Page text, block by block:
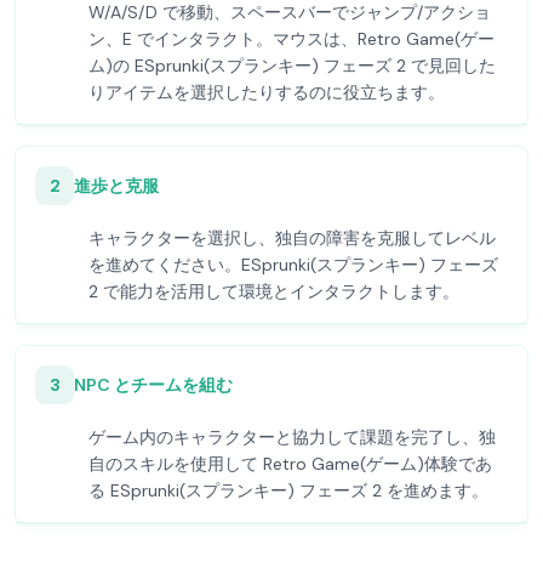
W/A/S/D で移動、スペースバーでジャンプ/アクショ
ン、E でインタラクト。マウスは、Retro Game(ゲー
ム)の ESprunki(スプランキー) フェーズ 2 で見回した
りアイテムを選択したりするのに役立ちます。
2 進歩と克服
キャラクターを選択し、独自の障害を克服してレベル
を進めてください。ESprunki(スプランキー) フェーズ
2 で能力を活用して環境とインタラクトします。
3 NPC とチームを組む
ゲーム内のキャラクターと協力して課題を完了し、独
自のスキルを使用して Retro Game(ゲーム)体験であ
る ESprunki(スプランキー) フェーズ 2 を進めます。